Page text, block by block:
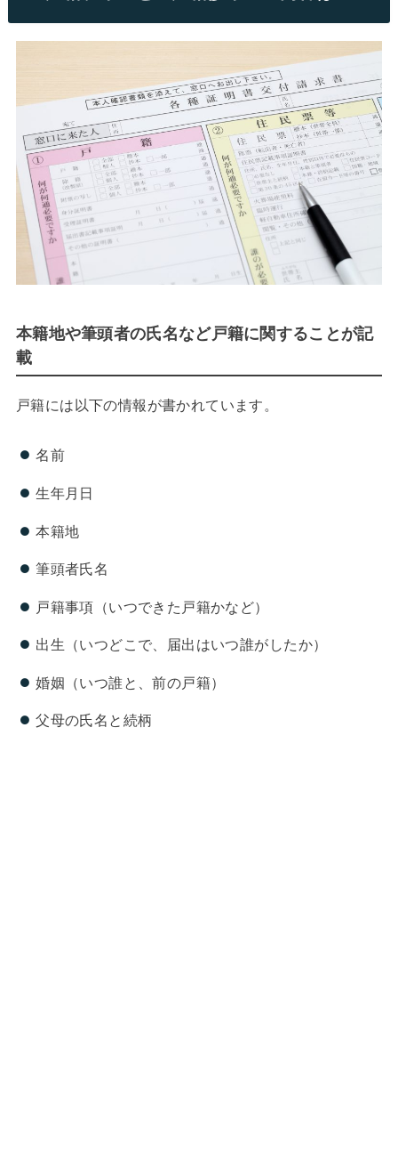
本籍地や筆頭者の氏名など戸籍に関することが記
載
戸籍には以下の情報が書かれています。
名前
生年月日
本籍地
筆頭者氏名
戸籍事項（いつできた戸籍かなど）
出生（いつどこで、届出はいつ誰がしたか）
婚姻（いつ誰と、前の戸籍）
父母の氏名と続柄